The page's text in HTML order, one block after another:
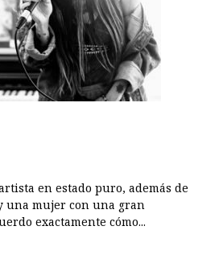
en estado puro, además de
una mujer con una gran
exactamente cómo...